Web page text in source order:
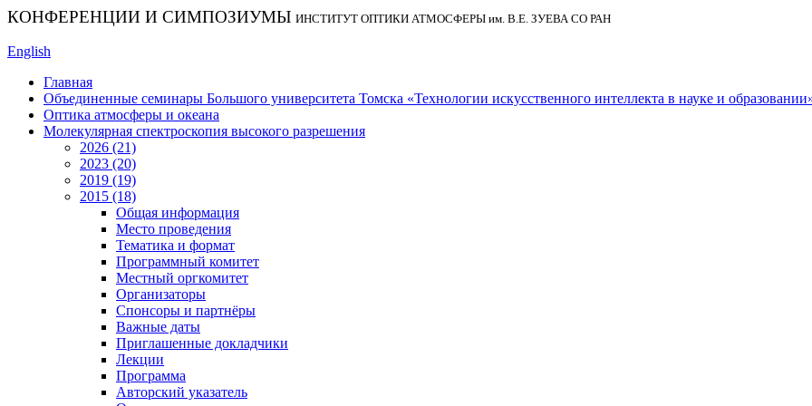
КОНФЕРЕНЦИИ И СИМПОЗИУМЫ ИНСТИТУТ ОПТИКИ АТМОСФЕРЫ им. В.Е. ЗУЕВА СО РАН
English
Главная
Объединенные семинары Большого университета Томска «Технологии искусственного интеллекта в науке и
Оптика атмосферы и океана
Молекулярная спектроскопия высокого разрешения
2026 (21)
2023 (20)
2019 (19)
2015 (18)
Общая информация
Место проведения
Тематика и формат
Программный комитет
Местный оргкомитет
Организаторы
Спонсоры и партнёры
Важные даты
Приглашенные докладчики
Лекции
Программа
Авторский указатель